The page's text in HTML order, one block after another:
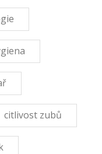
citlivost zubů